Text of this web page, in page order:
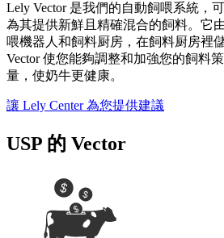
Lely Vector 是我們的自動飼喂系統，
為其提供新鮮且精確混合的飼料。它
喂機器人和飼料厨房，在飼料厨房裡
Vector 使您能夠調整和加強您的飼料
量，使奶牛更健康。
讓 Lely Center 為您提供建議
USP 的 Vector